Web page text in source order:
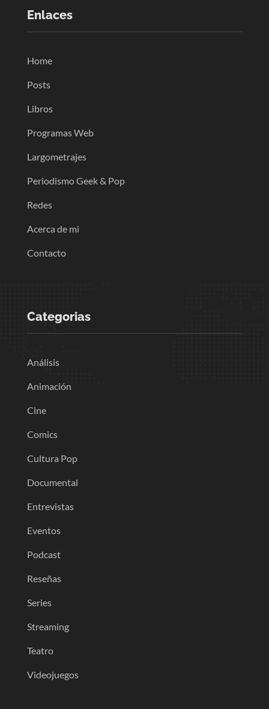
Enlaces
Home
Posts
Libros
Programas Web
Largometrajes
Periodismo Geek & Pop
Redes
Acerca de mi
Contacto
Categorias
Análisis
Animación
Cine
Comics
Cultura Pop
Documental
Entrevistas
Eventos
Podcast
Reseñas
Series
Streaming
Teatro
Videojuegos